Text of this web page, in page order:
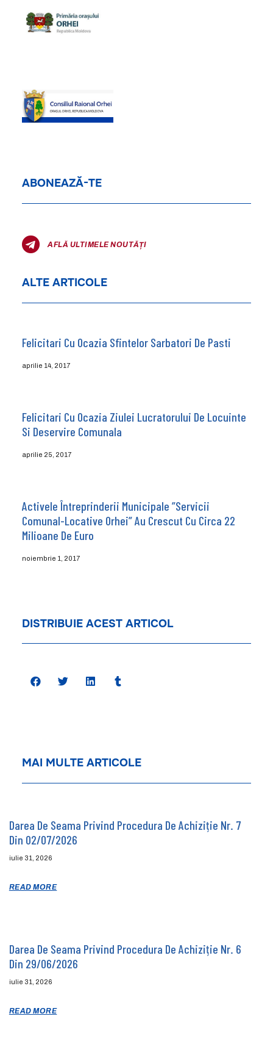
ABONEAZĂ-TE
AFLĂ ULTIMELE NOUTĂȚI
ALTE ARTICOLE
Felicitari Cu Ocazia Sfintelor Sarbatori De Pasti
aprilie 14, 2017
Felicitari Cu Ocazia Ziulei Lucratorului De Locuinte
Si Deservire Comunala
aprilie 25, 2017
Activele Întreprinderii Municipale ”Servicii
Comunal-Locative Orhei” Au Crescut Cu Circa 22
Milioane De Euro
noiembrie 1, 2017
DISTRIBUIE ACEST ARTICOL
MAI MULTE ARTICOLE
Darea De Seama Privind Procedura De Achiziție Nr. 7
Din 02/07/2026
iulie 31, 2026
READ MORE
Darea De Seama Privind Procedura De Achiziție Nr. 6
Din 29/06/2026
iulie 31, 2026
READ MORE